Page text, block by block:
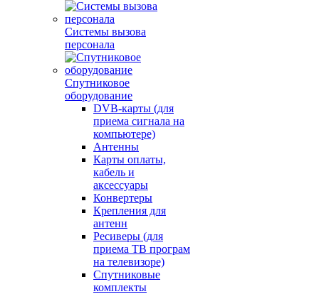
Системы вызова
персонала
Спутниковое
оборудование
DVB-карты (для
приема сигнала на
компьютере)
Антенны
Карты оплаты,
кабель и
аксессуары
Конвертеры
Крепления для
антенн
Ресиверы (для
приема ТВ програм
на телевизоре)
Спутниковые
комплекты